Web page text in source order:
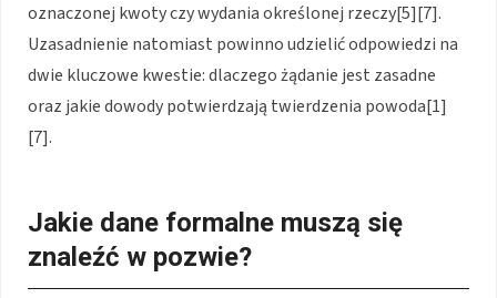
oznaczonej kwoty czy wydania określonej rzeczy[5][7].
Uzasadnienie natomiast powinno udzielić odpowiedzi na
dwie kluczowe kwestie: dlaczego żądanie jest zasadne
oraz jakie dowody potwierdzają twierdzenia powoda[1]
[7].
Jakie dane formalne muszą się
znaleźć w pozwie?